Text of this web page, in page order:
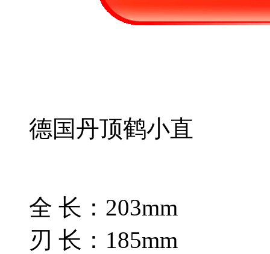
德国丹顶鹤小直
全 长：203mm
刃 长：185mm